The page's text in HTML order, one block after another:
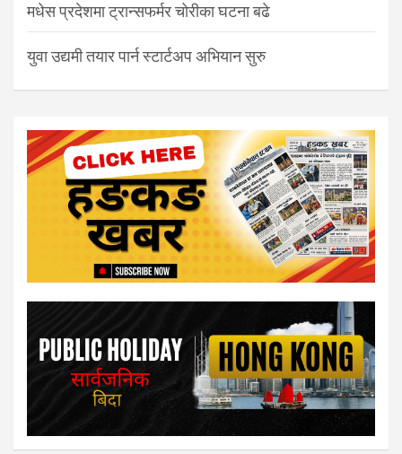
मधेस प्रदेशमा ट्रान्सफर्मर चोरीका घटना बढे
युवा उद्यमी तयार पार्न स्टार्टअप अभियान सुरु